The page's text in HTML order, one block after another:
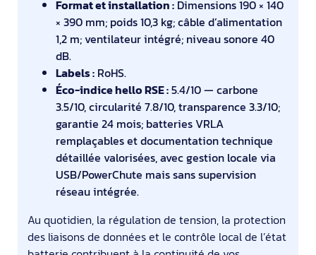
Format et installation : Dimensions 190 × 140
× 390 mm; poids 10,3 kg; câble d’alimentation
1,2 m; ventilateur intégré; niveau sonore 40
dB.
Labels : RoHS.
Éco-indice hello RSE :5.4/10 — carbone
3.5/10, circularité 7.8/10, transparence 3.3/10;
garantie 24 mois; batteries VRLA
remplaçables et documentation technique
détaillée valorisées, avec gestion locale via
USB/PowerChute mais sans supervision
réseau intégrée.
Au quotidien, la régulation de tension, la protection
des liaisons de données et le contrôle local de l’état